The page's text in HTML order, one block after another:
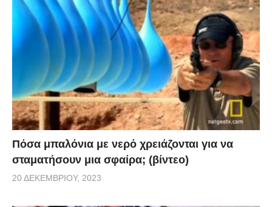
Πόσα μπαλόνια με νερό χρειάζονται για να
σταματήσουν μια σφαίρα; (βίντεο)
20 ΔΕΚΕΜΒΡΊΟΥ, 2023